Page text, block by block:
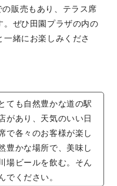
の販売もあり、テラス席
。ぜひ田園プラザの内の
緒にお楽しみくださ
ても自然豊かな道の駅
があり、天気のいい日
で各々のお客様が楽し
豊かな場所で、美味し
場ビールを飲む。そん
でください。